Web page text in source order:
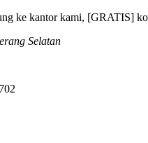
ke kantor kami, [GRATIS]
Selatan